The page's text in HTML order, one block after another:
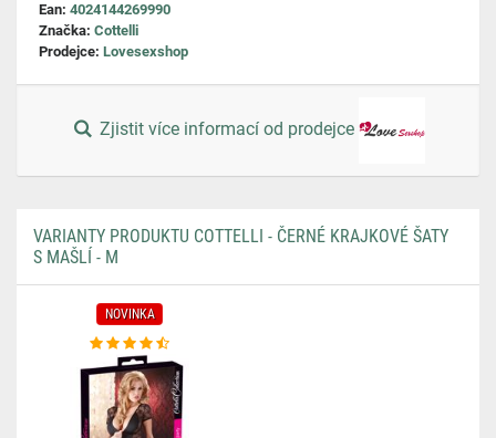
Ean: 4024144269990
Značka: Cottelli
Prodejce: Lovesexshop
Zjistit více informací od prodejce
VARIANTY PRODUKTU COTTELLI - ČERNÉ KRAJKOVÉ ŠATY
S MAŠLÍ - M
NOVINKA